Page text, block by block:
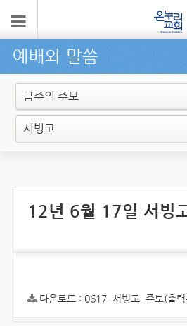
예배와 말씀
금주의 주보
서빙고
12년 6월 17일 서빙
다운로드 : 0617_서빙고_주보(출력